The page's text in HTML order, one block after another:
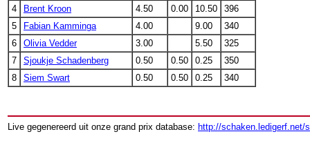
4
Brent Kroon 4.50 0.00 10.50
396
5
Fabian Kamminga 4.00 9.00
340
6
Olivia Vedder 3.00 5.50
325
7
Sjoukje Schadenberg 0.50 0.50 0.25
350
8
Siem Swart 0.50 0.50 0.25 340
Live gegenereerd uit onze grand prix database: http://schaken.ledigerf.net/